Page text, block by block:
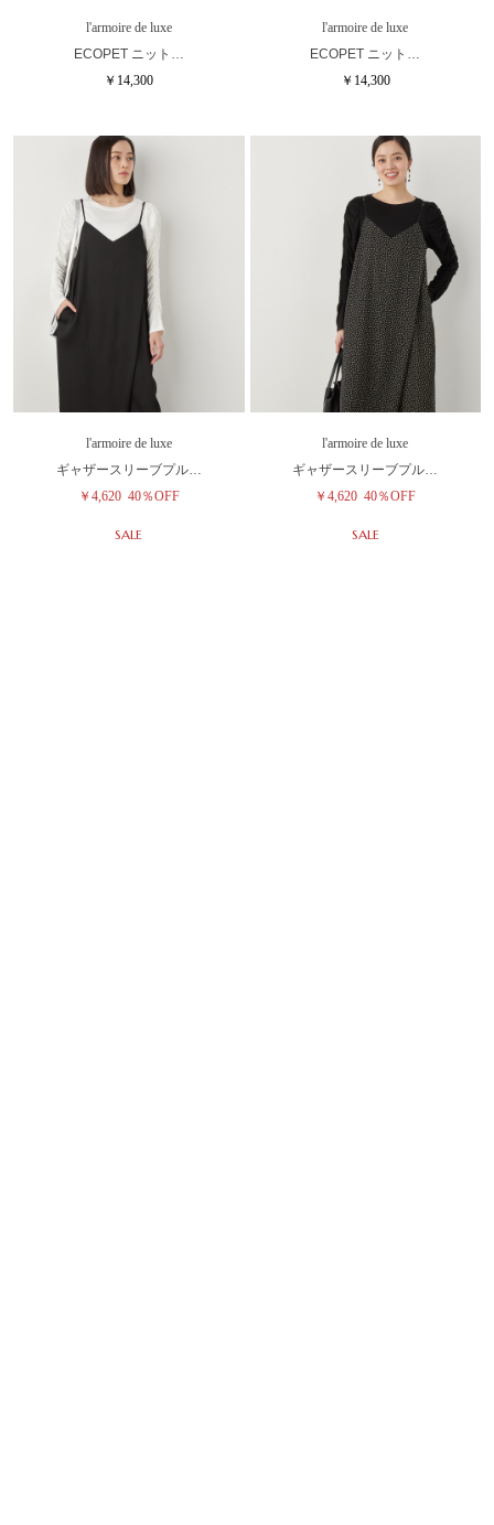
l'armoire de luxe
ECOPET ニット…
￥14,300
l'armoire de luxe
ECOPET ニット…
￥14,300
l'armoire de luxe
ギャザースリーブプル…
￥4,620 40％OFF
SALE
l'armoire de luxe
ギャザースリーブプル…
￥4,620 40％OFF
SALE